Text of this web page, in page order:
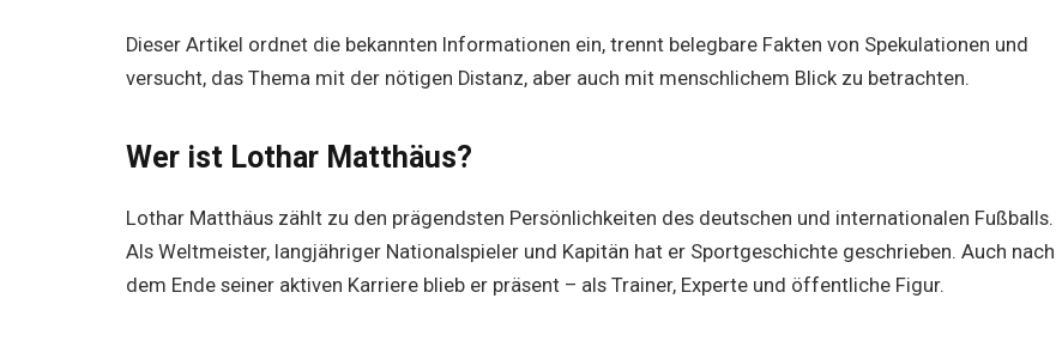
Dieser Artikel ordnet die bekannten Informationen ein, trennt belegbare Fakten von Spekulationen und
versucht, das Thema mit der nötigen Distanz, aber auch mit menschlichem Blick zu betrachten.
Wer ist Lothar Matthäus?
Lothar Matthäus zählt zu den prägendsten Persönlichkeiten des deutschen und internationalen Fußballs.
Als Weltmeister, langjähriger Nationalspieler und Kapitän hat er Sportgeschichte geschrieben. Auch nach
dem Ende seiner aktiven Karriere blieb er präsent – als Trainer, Experte und öffentliche Figur.